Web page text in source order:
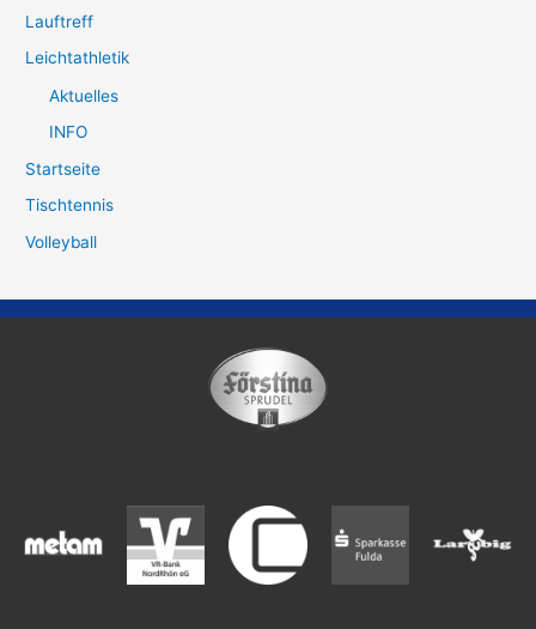
Lauftreff
Leichtathletik
Aktuelles
INFO
Startseite
Tischtennis
Volleyball